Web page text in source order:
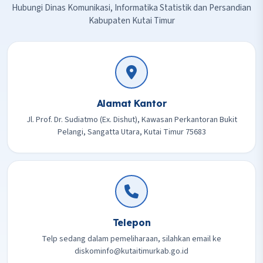
Hubungi Dinas Komunikasi, Informatika Statistik dan Persandian
Kabupaten Kutai Timur
Alamat Kantor
Jl. Prof. Dr. Sudiatmo (Ex. Dishut), Kawasan Perkantoran Bukit
Pelangi, Sangatta Utara, Kutai Timur 75683
Telepon
Telp sedang dalam pemeliharaan, silahkan email ke
diskominfo@kutaitimurkab.go.id